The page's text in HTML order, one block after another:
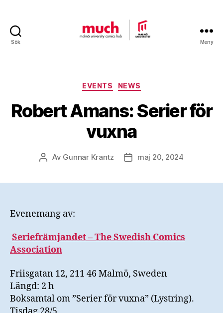
Sök
Hub
Meny
Kategorier
EVENTS NEWS
Robert Amans: Serier för
vuxna
Inläggsförfattare
Av Gunnar Krantz Inläggsdatum
maj 20, 2024
Evenemang av:
Seriefrämjandet – The Swedish Comics
Association
Friisgatan 12, 211 46 Malmö, Sweden
Längd: 2 h
Boksamtal om ”Serier för vuxna” (Lystring).